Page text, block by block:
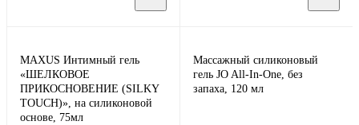
MAXUS Интимный гель
«ШЕЛКОВОЕ
ПРИКОСНОВЕНИЕ (SILKY
TOUCH)», на силиконовой
основе, 75мл
Массажный силиконовый
гель JO All-In-One, без
запаха, 120 мл